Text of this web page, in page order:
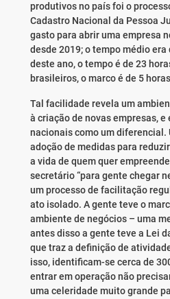
produtivos no país foi o
Cadastro Nacional da Pessoa
gasto para abrir uma empresa
desde 2019; o tempo médio era
deste ano, o tempo é de 23
brasileiros, o marco é de 5
Tal facilidade revela um
à criação de novas empresas,
nacionais como um diferencial.
adoção de medidas para
a vida de quem quer
secretário “para gente chegar
um processo de facilitação
ato isolado. A gente teve o
ambiente de negócios – uma
antes disso a gente teve a Lei
que traz a definição de
isso, identificam-se cerca de
entrar em operação não
uma celeridade muito grande